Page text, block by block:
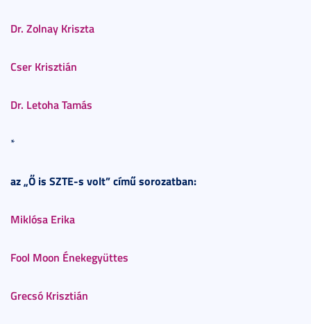
Dr. Zolnay Kriszta
Cser Krisztián
Dr. Letoha Tamás
*
az „Ő is SZTE-s volt” című sorozatban:
Miklósa Erika
Fool Moon Énekegyüttes
Grecsó Krisztián